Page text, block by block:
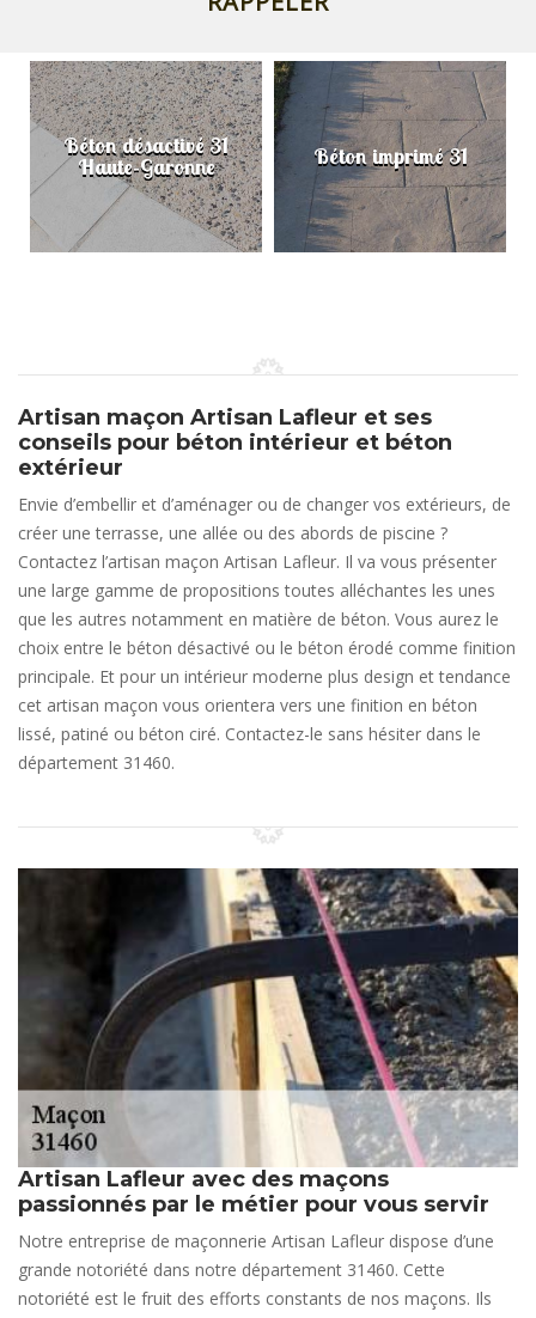
Béton désactivé 31
Haute-Garonne Béton imprimé 31
Artisan maçon Artisan Lafleur et ses
conseils pour béton intérieur et béton
extérieur
Envie d’embellir et d’aménager ou de changer vos extérieurs, de
créer une terrasse, une allée ou des abords de piscine ?
Contactez l’artisan maçon Artisan Lafleur. Il va vous présenter
une large gamme de propositions toutes alléchantes les unes
que les autres notamment en matière de béton. Vous aurez le
choix entre le béton désactivé ou le béton érodé comme finition
principale. Et pour un intérieur moderne plus design et tendance
cet artisan maçon vous orientera vers une finition en béton
lissé, patiné ou béton ciré. Contactez-le sans hésiter dans le
département 31460.
Artisan Lafleur avec des maçons
passionnés par le métier pour vous servir
Notre entreprise de maçonnerie Artisan Lafleur dispose d’une
grande notoriété dans notre département 31460. Cette
notoriété est le fruit des efforts constants de nos maçons. Ils